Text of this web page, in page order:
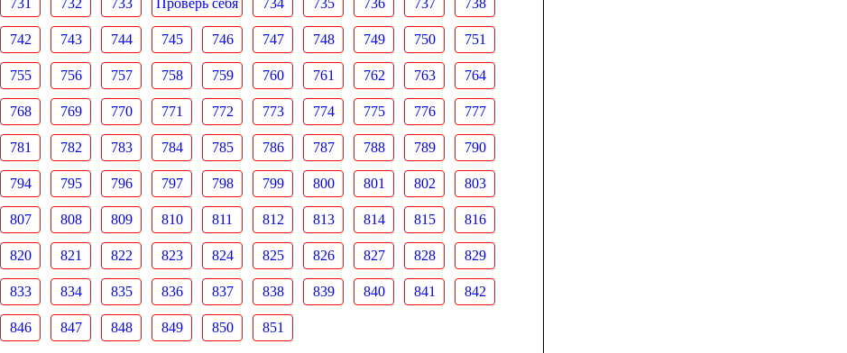
731 732 733 Проверь себя 734 735 736 737 738
742 743 744 745 746 747 748 749 750 751
755 756 757 758 759 760 761 762 763 764
768 769 770 771 772 773 774 775 776 777
781 782 783 784 785 786 787 788 789 790
794 795 796 797 798 799 800 801 802 803
807 808 809 810 811 812 813 814 815 816
820 821 822 823 824 825 826 827 828 829
833 834 835 836 837 838 839 840 841 842
846 847 848 849 850 851